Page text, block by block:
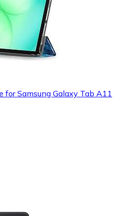
for Samsung Galaxy Tab A11